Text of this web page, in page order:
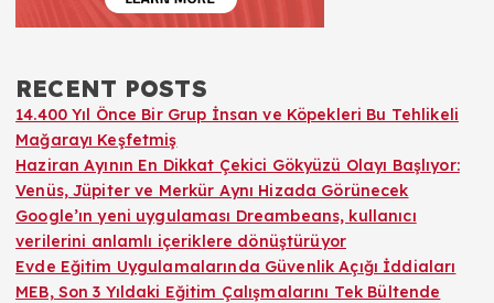
RECENT POSTS
14.400 Yıl Önce Bir Grup İnsan ve Köpekleri Bu Tehlikeli
Mağarayı Keşfetmiş
Haziran Ayının En Dikkat Çekici Gökyüzü Olayı Başlıyor:
Venüs, Jüpiter ve Merkür Aynı Hizada Görünecek
Google’ın yeni uygulaması Dreambeans, kullanıcı
verilerini anlamlı içeriklere dönüştürüyor
Evde Eğitim Uygulamalarında Güvenlik Açığı İddiaları
MEB, Son 3 Yıldaki Eğitim Çalışmalarını Tek Bültende